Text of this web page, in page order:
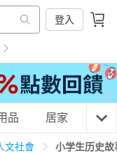
登入
品 居家 3C
文社會 小学生历史